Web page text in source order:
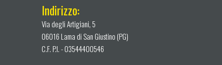
Indirizzo:
Via degli Artigiani, 5
06016 Lama di San Giustino (PG)
C.F. P.I. - 03544400546